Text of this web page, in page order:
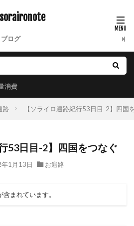
soraironote
ブログ
消費
路 【ソライロ遍路紀行53日目-2】四国
53日目-2】四国をつなぐ
1月13日
お遍路
まれています。